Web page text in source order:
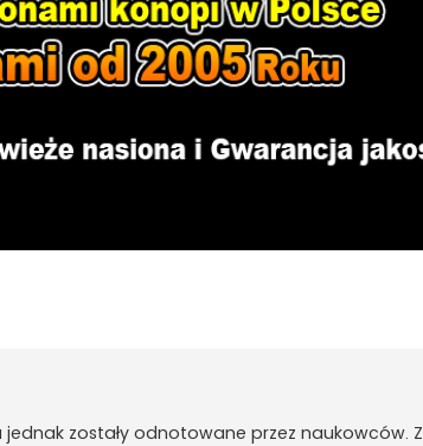
zostały odnotowane przez naukowców. Z